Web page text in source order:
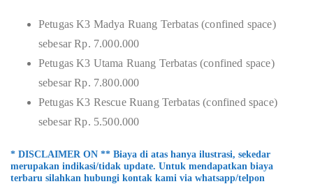
Petugas K3 Madya Ruang Terbatas (confined space)
sebesar Rp. 7.000.000
Petugas K3 Utama Ruang Terbatas (confined space)
sebesar Rp. 7.800.000
Petugas K3 Rescue Ruang Terbatas (confined space)
sebesar Rp. 5.500.000
* DISCLAIMER ON ** Biaya di atas hanya ilustrasi, sekedar
merupakan indikasi/tidak update. Untuk mendapatkan biaya
terbaru silahkan hubungi kontak kami via whatsapp/telpon